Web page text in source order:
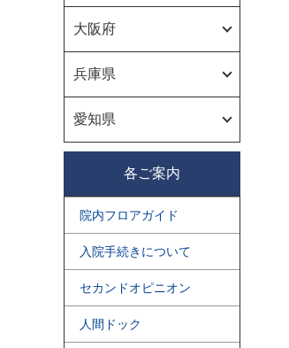
大阪府
兵庫県
愛知県
各ご案内
院内フロアガイド
入院手続きについて
セカンドオピニオン
人間ドック